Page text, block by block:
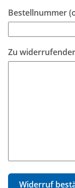
Bestellnummer
Zu
Widerruf